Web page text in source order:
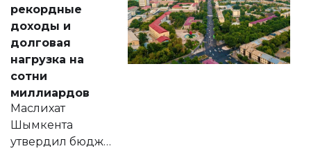
рекордные
доходы и
долговая
нагрузка на
сотни
миллиардов
Маслихат
Шымкента
утвердил бюджет